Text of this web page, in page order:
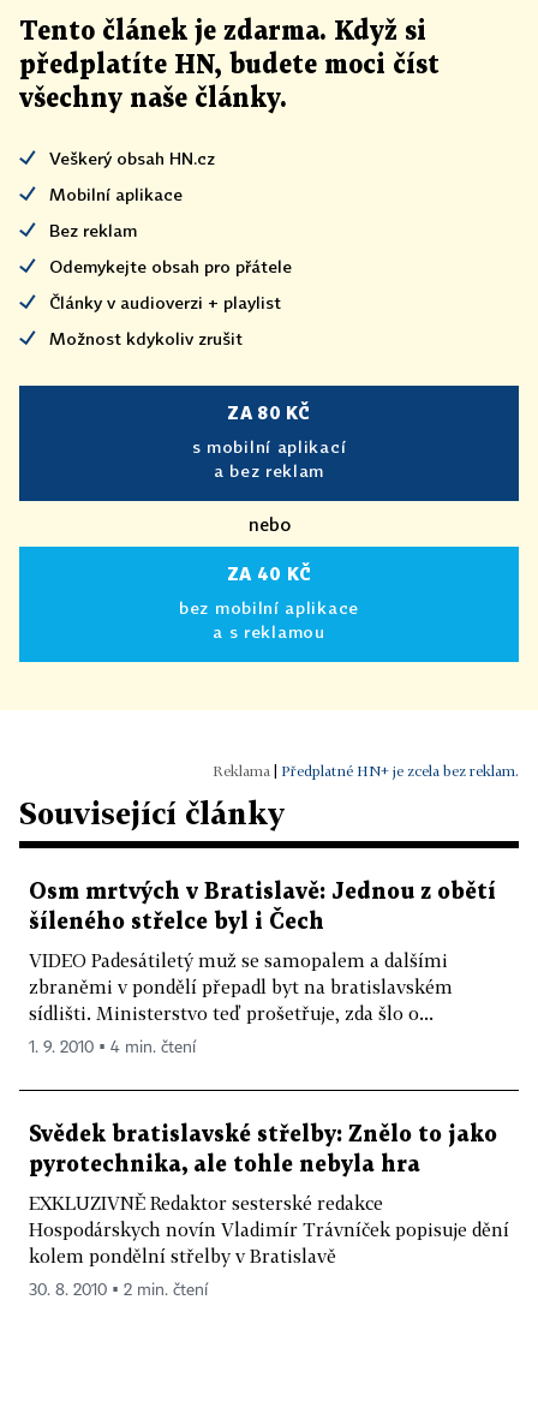
Tento článek je zdarma. Když si
předplatíte HN, budete moci číst
všechny naše články.
Veškerý obsah HN.cz
Mobilní aplikace
Bez reklam
Odemykejte obsah pro přátele
Články v audioverzi + playlist
Možnost kdykoliv zrušit
ZA 80 KČ
s mobilní aplikací
a bez reklam
nebo
ZA 40 KČ
bez mobilní aplikace
a s reklamou
| Předplatné HN+ je zcela bez reklam.
Související články
Osm mrtvých v Bratislavě: Jednou z obětí
šíleného střelce byl i Čech
VIDEO Padesátiletý muž se samopalem a dalšími
zbraněmi v pondělí přepadl byt na bratislavském
sídlišti. Ministerstvo teď prošetřuje, zda šlo o...
1. 9. 2010 ▪ 4 min. čtení
Svědek bratislavské střelby: Znělo to jako
pyrotechnika, ale tohle nebyla hra
EXKLUZIVNĚ Redaktor sesterské redakce
Hospodárskych novín Vladimír Trávníček popisuje dění
kolem pondělní střelby v Bratislavě
30. 8. 2010 ▪ 2 min. čtení